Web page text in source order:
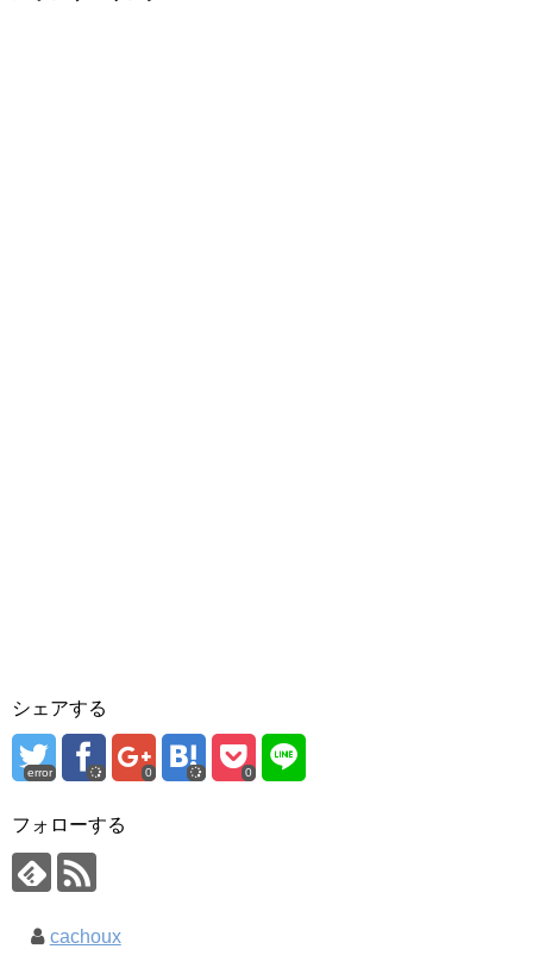
シェアする
error 0 0
フォローする
cachoux